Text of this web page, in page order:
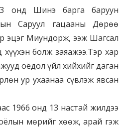
онд Шинэ барга баруун
Саруул гацааны Дөрөө
эцэг Миундорж, ээж Шагсал
болж заяажээ.Тэр хар
оёдол үйл хийхийг даган
ур ухаанаа сүвлэж явсан
1966 онд 13 настай жилдээ
мөрийг хөөж, арай гэж